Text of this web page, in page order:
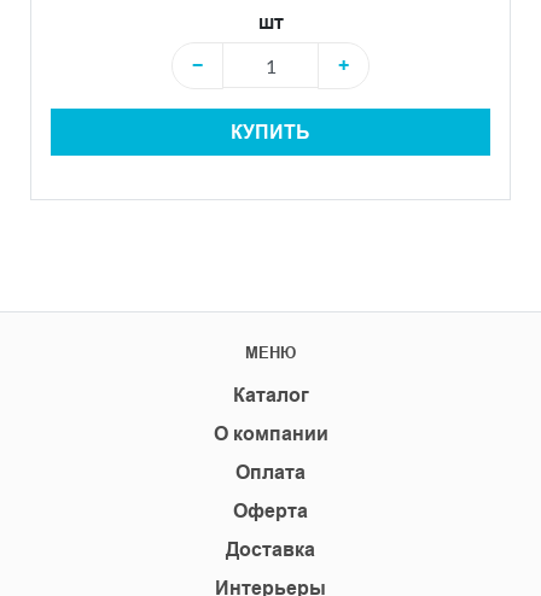
шт
−
+
КУПИТЬ
МЕНЮ
Каталог
О компании
Оплата
Оферта
Доставка
Интерьеры